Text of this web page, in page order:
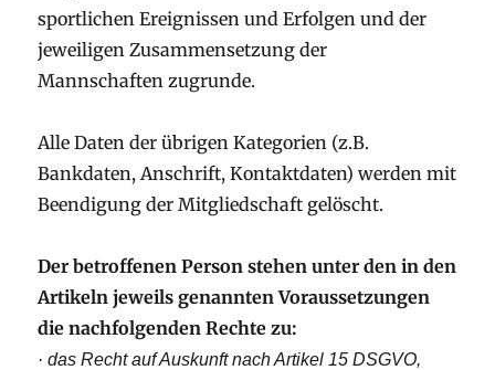
sportlichen Ereignissen und Erfolgen und der
jeweiligen Zusammensetzung der
Mannschaften zugrunde.
Alle Daten der übrigen Kategorien (z.B.
Bankdaten, Anschrift, Kontaktdaten) werden mit
Beendigung der Mitgliedschaft gelöscht.
Der betroffenen Person stehen unter den in den
Artikeln jeweils genannten Voraussetzungen
die nachfolgenden Rechte zu:
·das Recht auf Auskunft nach Artikel 15 DSGVO,